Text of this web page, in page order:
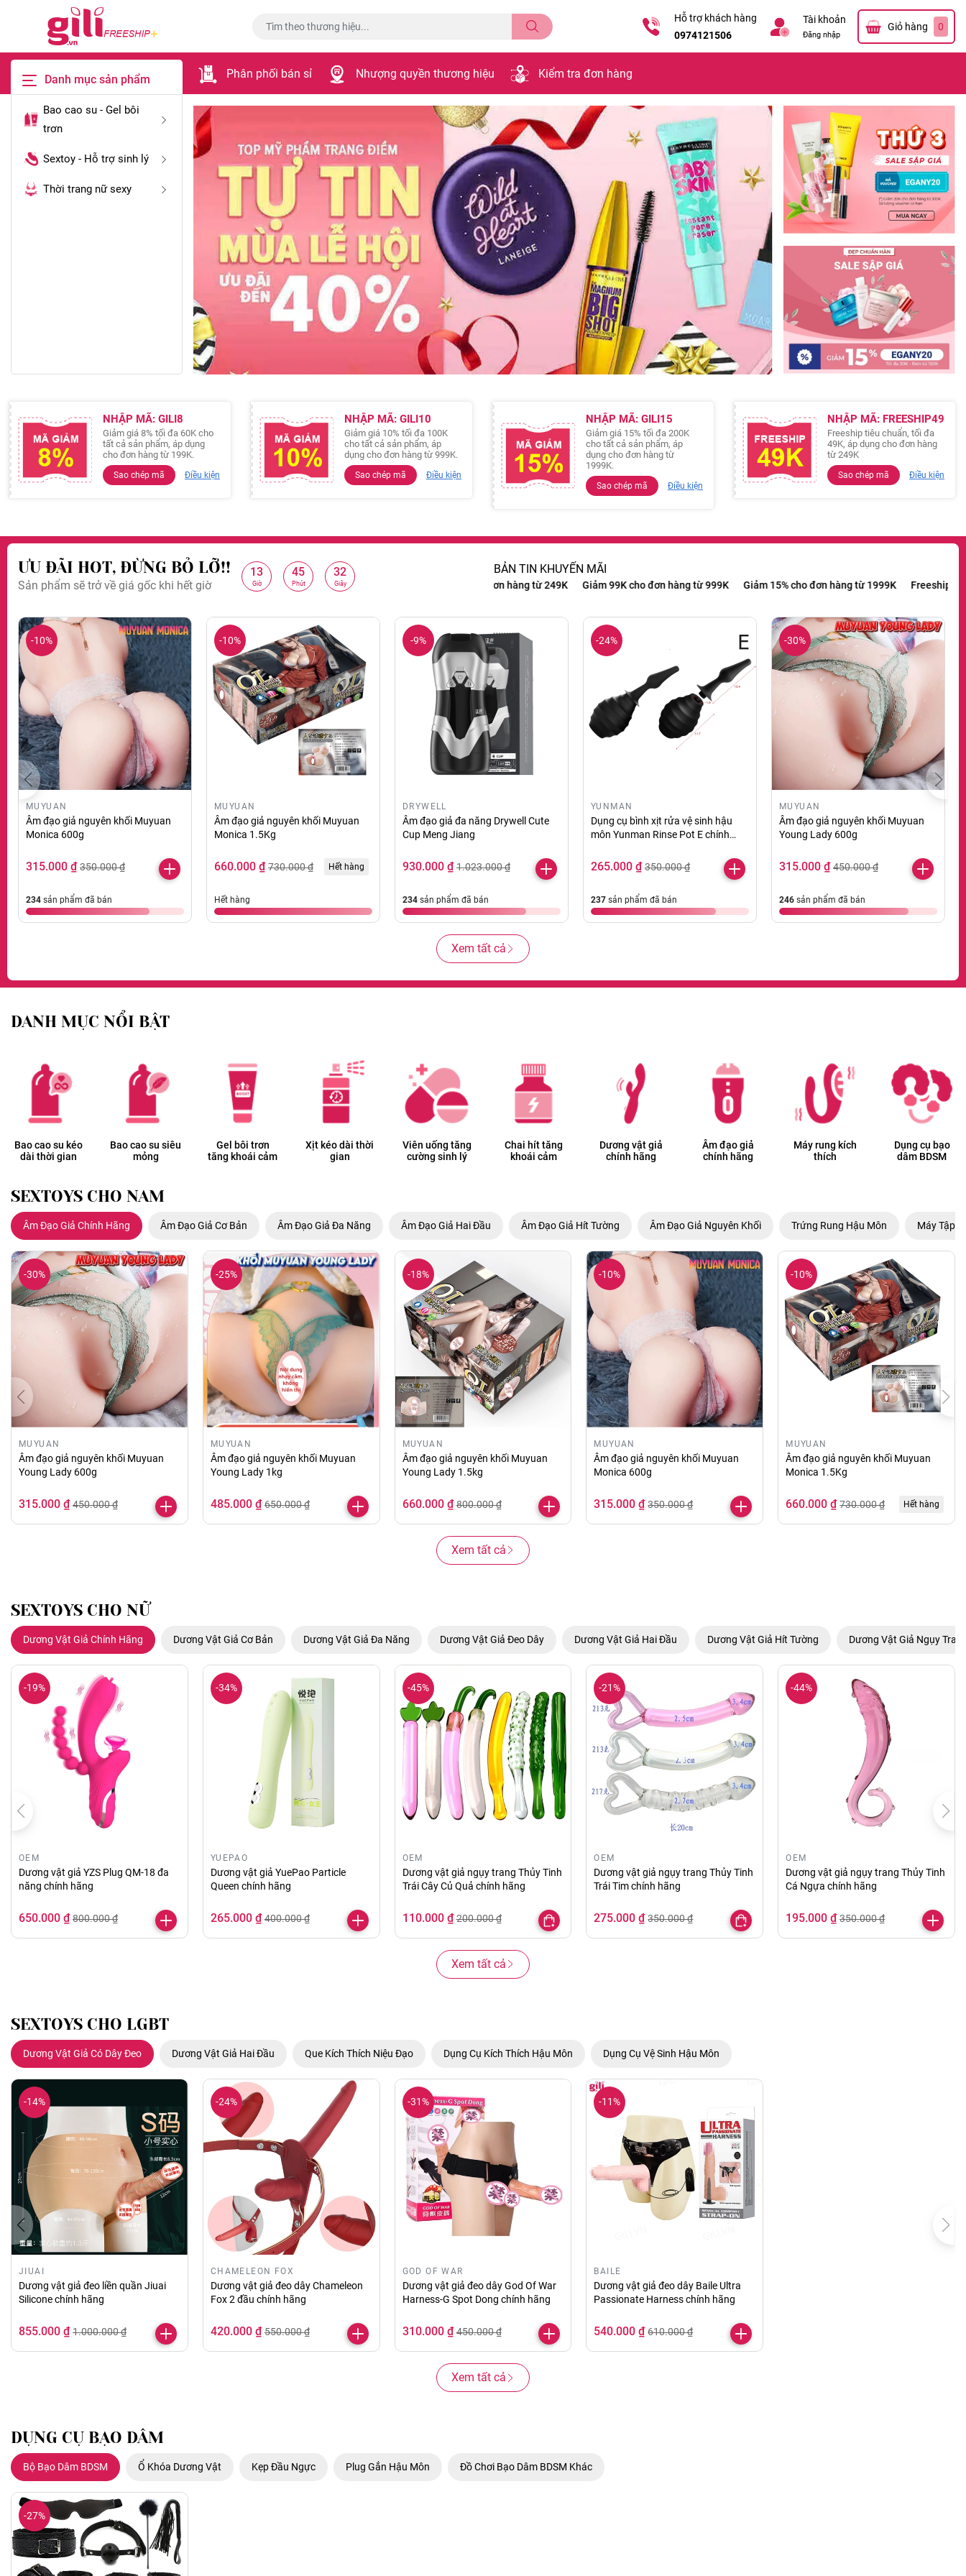
Hỗ trợ khách hàng
0974121506
Tài khoản
Đăng nhập
Giỏ hàng 0
Danh mục sản phẩm Phân phối bán sỉ Nhượng quyền thương hiệu Kiểm tra đơn hàng
Bao cao su - Gel bôi
trơn
Sextoy - Hỗ trợ sinh lý
Thời trang nữ sexy
NHẬP MÃ: GILI8
Giảm giá 8% tối đa 60K cho
tất cả sản phẩm, áp dụng
cho đơn hàng từ 199K.
Sao chép mã Điều kiện
NHẬP MÃ: GILI10
Giảm giá 10% tối đa 100K
cho tất cả sản phẩm, áp
dụng cho đơn hàng từ 999K.
Sao chép mã Điều kiện
NHẬP MÃ: GILI15
Giảm giá 15% tối đa 200K
cho tất cả sản phẩm, áp
dụng cho đơn hàng từ
1999K.
Sao chép mã Điều kiện
NHẬP MÃ: FREESHIP49
Freeship tiêu chuẩn, tối đa
49K, áp dụng cho đơn hàng
từ 249K
Sao chép mã Điều kiện
ƯU ĐÃI HOT, ĐỪNG BỎ LỠ!!
Sản phẩm sẽ trở về giá gốc khi hết giờ
13
Giờ
45
Phút
30
Giây
BẢN TIN KHUYẾN MÃI
Giảm 99K cho đơn hàng từ 999K Giảm 15% cho đơn hàng từ 1999K Freeship cho đơn hàng từ 249K Giảm 99K cho đơn hàng từ 999K Giảm 15% cho đơn
-30%
MUYUAN
Âm đạo giả nguyên khối Muyuan
Young Lady 600g
315.000 ₫ 450.000 ₫
246 sản phẩm đã bán
-10%
MUYUAN
Âm đạo giả nguyên khối Muyuan
Monica 600g
315.000 ₫ 350.000 ₫
234 sản phẩm đã bán
-10%
MUYUAN
Âm đạo giả nguyên khối Muyuan
Monica 1.5Kg
660.000 ₫ 730.000 ₫ Hết hàng
Hết hàng
-9%
DRYWELL
Âm đạo giả đa năng Drywell Cute
Cup Meng Jiang
930.000 ₫ 1.023.000 ₫
234 sản phẩm đã bán
-24%
YUNMAN
Dụng cụ bình xịt rửa vệ sinh hậu
môn Yunman Rinse Pot E chính
265.000 ₫ 350.000 ₫
237 sản phẩm đã bán
Xem tất cả
DANH MỤC NỔI BẬT
Bao cao su kéo
dài thời gian
Bao cao su siêu
mỏng
Gel bôi trơn
tăng khoái cảm
Xịt kéo dài thời
gian
Viên uống tăng
cường sinh lý
Chai hít tăng
khoái cảm
Dương vật giả
chính hãng
Âm đạo giả
chính hãng
Máy rung kích
thích
Dụng cụ bạo
dâm BDSM
SEXTOYS CHO NAM
Âm Đạo Giả Chính Hãng Âm Đạo Giả Cơ Bản Âm Đạo Giả Đa Năng Âm Đạo Giả Hai Đầu Âm Đạo Giả Hít Tường Âm Đạo Giả Nguyên Khối Trứng Rung Hậu Môn Máy Tập
-30%
MUYUAN
Âm đạo giả nguyên khối Muyuan
Young Lady 600g
315.000 ₫ 450.000 ₫
-25%
MUYUAN
Âm đạo giả nguyên khối Muyuan
Young Lady 1kg
485.000 ₫ 650.000 ₫
-18%
MUYUAN
Âm đạo giả nguyên khối Muyuan
Young Lady 1.5kg
660.000 ₫ 800.000 ₫
-10%
MUYUAN
Âm đạo giả nguyên khối Muyuan
Monica 600g
315.000 ₫ 350.000 ₫
-10%
MUYUAN
Âm đạo giả nguyên khối Muyuan
Monica 1.5Kg
660.000 ₫ 730.000 ₫ Hết hàng
Xem tất cả
SEXTOYS CHO NỮ
Dương Vật Giả Chính Hãng Dương Vật Giả Cơ Bản Dương Vật Giả Đa Năng Dương Vật Giả Đeo Dây Dương Vật Giả Hai Đầu Dương Vật Giả Hít Tường Dương Vật Giả Ngụy
-19%
OEM
Dương vật giả YZS Plug QM-18 đa
năng chính hãng
650.000 ₫ 800.000 ₫
-34%
YUEPAO
Dương vật giả YuePao Particle
Queen chính hãng
265.000 ₫ 400.000 ₫
-45%
OEM
Dương vật giả ngụy trang Thủy Tinh
Trái Cây Củ Quả chính hãng
110.000 ₫ 200.000 ₫
-21%
OEM
Dương vật giả ngụy trang Thủy Tinh
Trái Tim chính hãng
275.000 ₫ 350.000 ₫
-44%
OEM
Dương vật giả ngụy trang Thủy Tinh
Cá Ngựa chính hãng
195.000 ₫ 350.000 ₫
Xem tất cả
SEXTOYS CHO LGBT
Dương Vật Giả Có Dây Đeo Dương Vật Giả Hai Đầu Que Kích Thích Niệu Đạo Dụng Cụ Kích Thích Hậu Môn Dụng Cụ Vệ Sinh Hậu Môn
-14%
JIUAI
Dương vật giả đeo liền quần Jiuai
Silicone chính hãng
855.000 ₫ 1.000.000 ₫
-24%
CHAMELEON FOX
Dương vật giả đeo dây Chameleon
Fox 2 đầu chính hãng
420.000 ₫ 550.000 ₫
-31%
GOD OF WAR
Dương vật giả đeo dây God Of War
Harness-G Spot Dong chính hãng
310.000 ₫ 450.000 ₫
-11%
BAILE
Dương vật giả đeo dây Baile Ultra
Passionate Harness chính hãng
540.000 ₫ 610.000 ₫
Xem tất cả
DỤNG CỤ BẠO DÂM
Bộ Bạo Dâm BDSM Ổ Khóa Dương Vật Kẹp Đầu Ngực Plug Gắn Hậu Môn Đồ Chơi Bạo Dâm BDSM Khác
-27%